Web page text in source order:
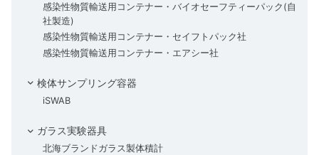
感染性物質輸送用コンテナー・バイオセーフティーパック(自
社製造)
感染性物質輸送用コンテナー・セイフトパック社
感染性物質輸送用コンテナー・エアシー社
検体サンプリング容器
iSWAB
ガラス実験器具
北海ブランドガラス製体積計